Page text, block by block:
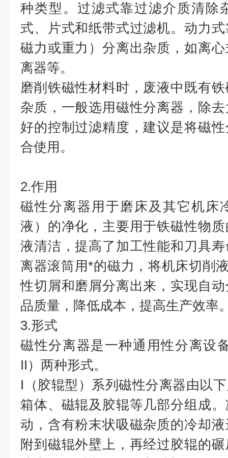
种类型。过滤式靠过滤介质清除
式、片式和纸带式过滤机。动力
磁力或重力）分离出杂质，如离
离器等。
磨削铁磁性材料时，废液中既有
杂质，一般选用磁性分离器，除
好的控制过滤精度，建议是将磁
合使用。
2.作用
磁性分离器用于磨床及其它机床
液）的净化，主要用于铁磁性物
液清洁，提高了加工性能和刀具
离器滚筒用*的磁力，将机床切削
性切屑和磨屑分离出来，实现自
品质量，降低成本，提高生产效率
3.形式
磁性分离器是一种通用性分离设
II）两种形式。
I（胶辊型）系列磁性分离器由以
箱体、磁辊及胶辊等几部分组成
动，含有粉末状吸磁杂质的冷却
附到磁辊外壁上，再经过胶辊的